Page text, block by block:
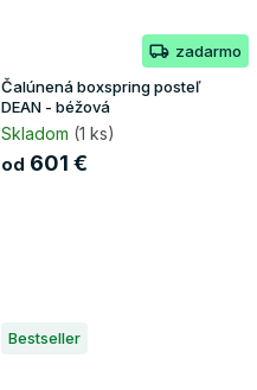
zadarmo
Čalúnená boxspring posteľ
DEAN - béžová
Skladom (1 ks)
od 601 €
Bestseller